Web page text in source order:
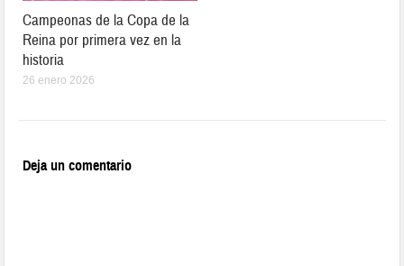
Campeonas de la Copa de la
Reina por primera vez en la
historia
26 enero 2026
Deja un comentario